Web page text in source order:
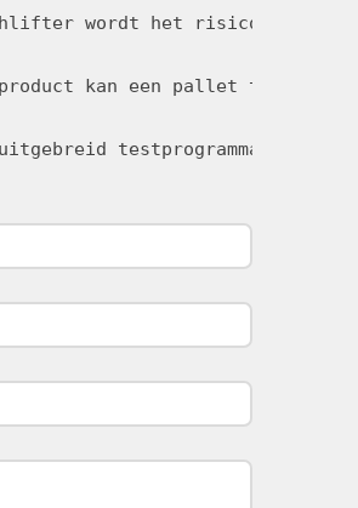
wordt het risico op
kan een pallet
testprogramma en in